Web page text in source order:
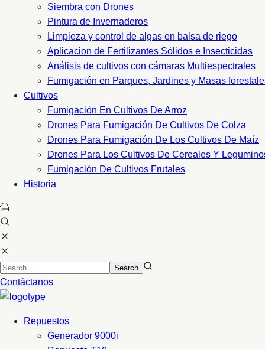
Siembra con Drones
Pintura de Invernaderos
Limpieza y control de algas en balsa de riego
Aplicacion de Fertilizantes Sólidos e Insecticidas
Análisis de cultivos con cámaras Multiespectrales
Fumigación en Parques, Jardines y Masas
Cultivos
Fumigación En Cultivos De Arroz
Drones Para Fumigación De Cultivos De Colza
Drones Para Fumigación De Los Cultivos De Maíz
Drones Para Los Cultivos De Cereales Y
Fumigación De Cultivos Frutales
Historia
Contáctanos
Repuestos
Generador 9000i